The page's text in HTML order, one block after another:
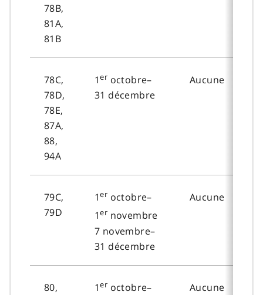
78B,
81A,
81B
78C,
78D,
78E,
87A,
88,
94A
1er octobre–
31 décembre
Aucune
79C,
79D
1er octobre–
1er novembre
7 novembre–
31 décembre
Aucune
80,
1er octobre–
Aucune